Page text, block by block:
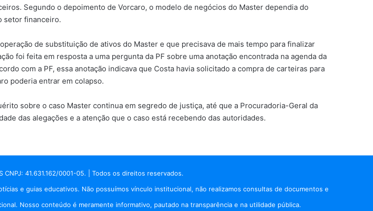
Segundo o depoimento de Vorcaro, o modelo de negócios do Master dependia do
setor financeiro.
de substituição de ativos do Master e que precisava de mais tempo para finalizar
foi feita em resposta a uma pergunta da PF sobre uma anotação encontrada na agenda da
com a PF, essa anotação indicava que Costa havia solicitado a compra de carteiras para
poderia entrar em colapso.
sobre o caso Master continua em segredo de justiça, até que a Procuradoria-Geral da
das alegações e a atenção que o caso está recebendo das autoridades.
41.631.162/0001-05. | Todos os direitos reservados.
e guias educativos. Não possuímos vínculo institucional, não realizamos consultas de documentos e
Nosso conteúdo é meramente informativo, pautado na transparência e na utilidade pública.